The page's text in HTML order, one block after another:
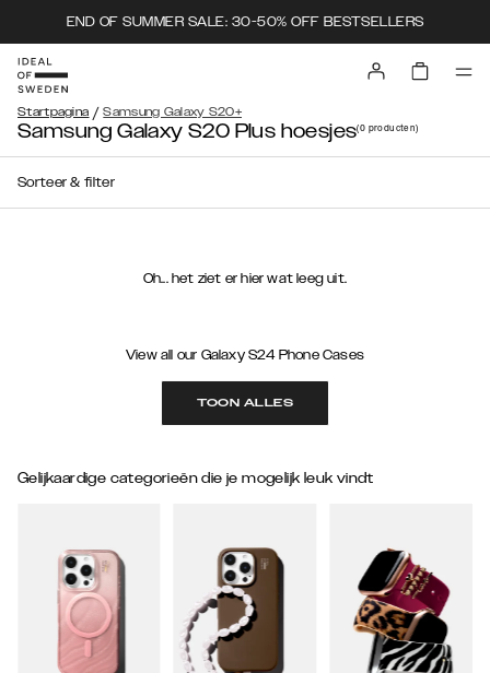
END OF SUMMER SALE: 30-50% OFF BESTSELLERS
Startpagina / Samsung Galaxy S20+
Samsung Galaxy S20 Plus hoesjes(0 producten)
Sorteer & filter
Oh... het ziet er hier wat leeg uit.
View all our Galaxy S24 Phone Cases
TOON ALLES
Gelijkaardige categorieën die je mogelijk leuk vindt